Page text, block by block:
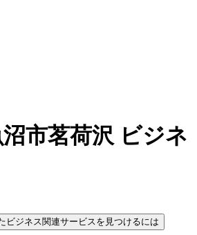
市茗荷沢 ビジネ
ビジネス関連サービスを見つけるには